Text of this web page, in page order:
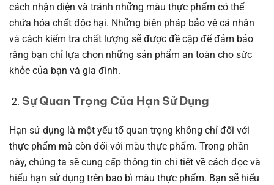
cách nhận diện và tránh những màu thực phẩm có thể
chứa hóa chất độc hại. Những biện pháp bảo vệ cá nhân
và cách kiểm tra chất lượng sẽ được đề cập để đảm bảo
rằng bạn chỉ lựa chọn những sản phẩm an toàn cho sức
khỏe của bạn và gia đình.
Sự Quan Trọng Của Hạn Sử Dụng
Hạn sử dụng là một yếu tố quan trọng không chỉ đối với
thực phẩm mà còn đối với màu thực phẩm. Trong phần
này, chúng ta sẽ cung cấp thông tin chi tiết về cách đọc và
hiểu hạn sử dụng trên bao bì màu thực phẩm. Bạn sẽ hiểu